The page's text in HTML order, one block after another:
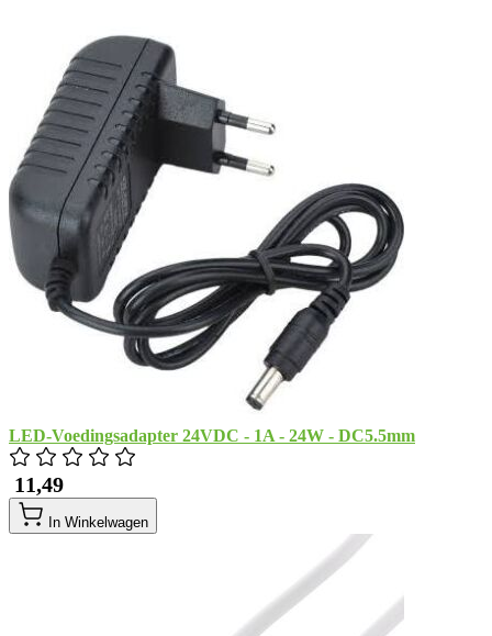
LED-Voedingsadapter 24VDC - 1A - 24W - DC5.5mm
​ 11,49
In Winkelwagen